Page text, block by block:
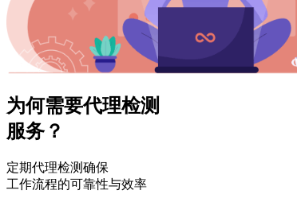
为何需要代理检测
服务？
定期代理检测确保
工作流程的可靠性与效率